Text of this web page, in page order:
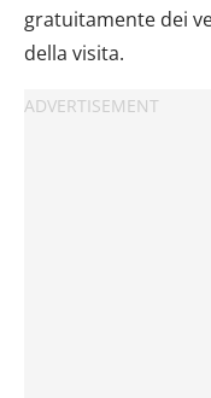
gratuitamente dei
della visita.